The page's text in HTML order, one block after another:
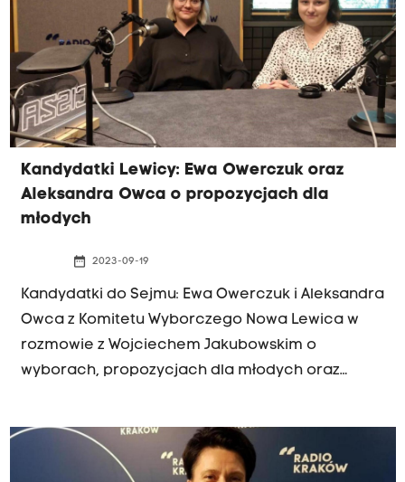
Kandydatki Lewicy: Ewa Owerczuk oraz
Aleksandra Owca o propozycjach dla
młodych
date_range 2023-09-19
Kandydatki do Sejmu: Ewa Owerczuk i Aleksandra
Owca z Komitetu Wyborczego Nowa Lewica w
rozmowie z Wojciechem Jakubowskim o
wyborach, propozycjach dla młodych oraz